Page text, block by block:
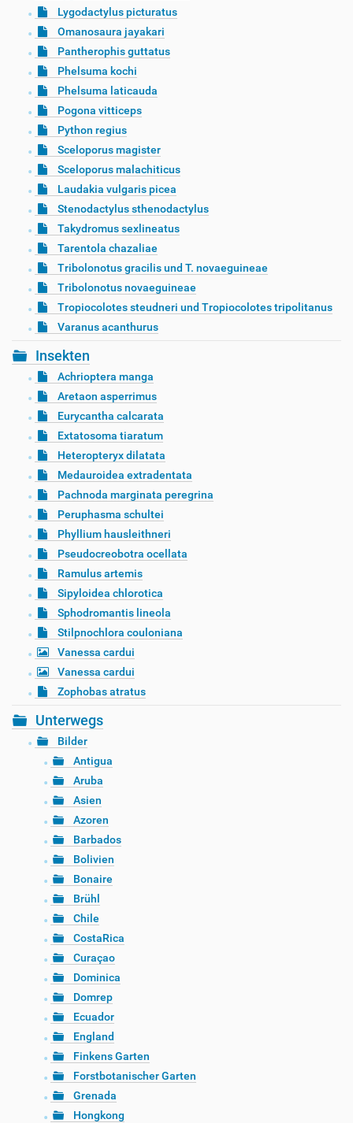
Lygodactylus picturatus
Omanosaura jayakari
Pantherophis guttatus
Phelsuma kochi
Phelsuma laticauda
Pogona vitticeps
Python regius
Sceloporus magister
Sceloporus malachiticus
Laudakia vulgaris picea
Stenodactylus sthenodactylus
Takydromus sexlineatus
Tarentola chazaliae
Tribolonotus gracilis und T. novaeguineae
Tribolonotus novaeguineae
Tropiocolotes steudneri und Tropiocolotes tripolitanus
Varanus acanthurus
Insekten
Achrioptera manga
Aretaon asperrimus
Eurycantha calcarata
Extatosoma tiaratum
Heteropteryx dilatata
Medauroidea extradentata
Pachnoda marginata peregrina
Peruphasma schultei
Phyllium hausleithneri
Pseudocreobotra ocellata
Ramulus artemis
Sipyloidea chlorotica
Sphodromantis lineola
Stilpnochlora couloniana
Vanessa cardui
Vanessa cardui
Zophobas atratus
Unterwegs
Bilder
Antigua
Aruba
Asien
Azoren
Barbados
Bolivien
Bonaire
Brühl
Chile
CostaRica
Curaçao
Dominica
Domrep
Ecuador
England
Finkens Garten
Forstbotanischer Garten
Grenada
Hongkong